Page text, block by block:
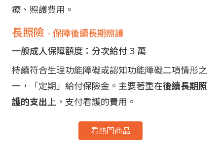
療、照護費用。
長照險 - 保障後續長期照護
一般成人保障額度：分次給付 3 萬
持續符合生理功能障礙或認知功能障礙二項情形之
一，「定期」給付保險金。主要著重在後續長期照
護的支出上，支付看護的費用。
看熱門商品